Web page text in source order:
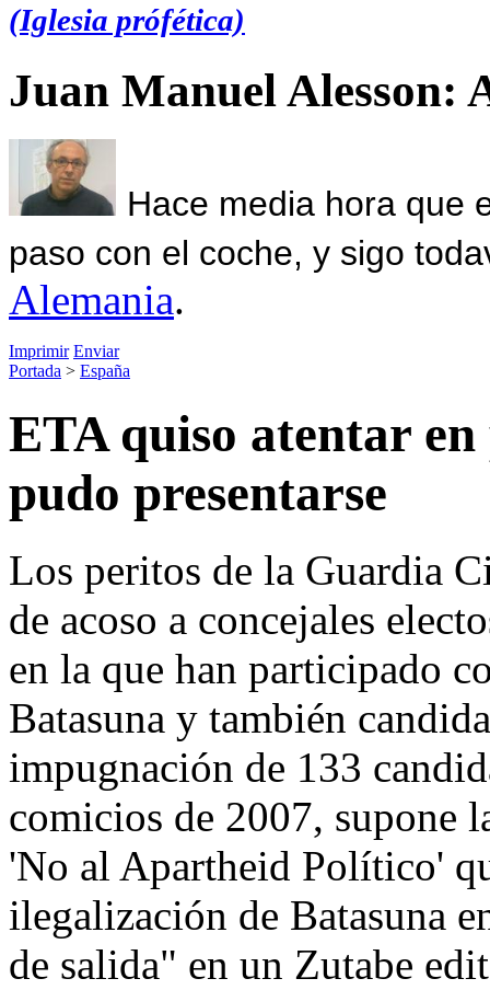
(Iglesia prófética)
Juan Manuel Alesson:
Hace media hora que
paso con el coche, y sigo
Alemania.
Imprimir Enviar
Portada > España
ETA quiso atentar
pudo presentarse
Los peritos de la Guardia
de acoso a concejales
en la que han participado
Batasuna y también
impugnación de 133
comicios de 2007, supone
'No al Apartheid Político'
ilegalización de Batasuna
de salida" en un Zutabe